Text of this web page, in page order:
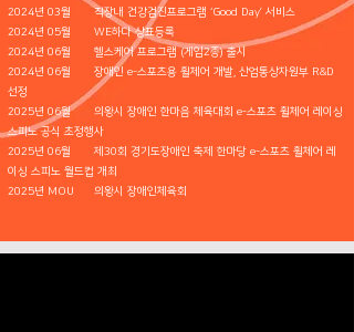
2024년 03월 직장내 건강검진프로그램 ‘Good Day’ 서비스
2024년 05월 WE하다 상표등록
2024년 06월 헬스케어 프로그램 (게임2종) 출시
2024년 06월 장애인 e-스포츠용 휠체어 개발, 산업통상자원부 R&D
선정
2025년 06월 의왕시 장애인 한마음 체육대회 e-스포츠 휠체어 레이싱
스피노 공식 초정행사
2025년 06월 제30회 경기도장애인 축제 한마당 e-스포츠 휠체어 레
이싱 스피노 월드컵 개최
2025년 MOU 의왕시 장애인체육회